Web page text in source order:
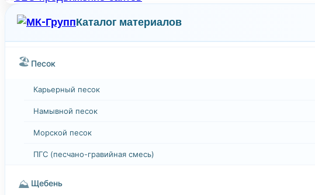
Каталог материалов
🏖️ Песок
Карьерный песок
Намывной песок
Морской песок
ПГС (песчано-гравийная смесь)
⛰️ Щебень